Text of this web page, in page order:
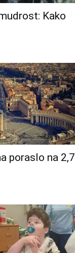
Kako
poraslo na 2,7